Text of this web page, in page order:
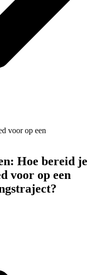
Hoe bereid je
voor op een